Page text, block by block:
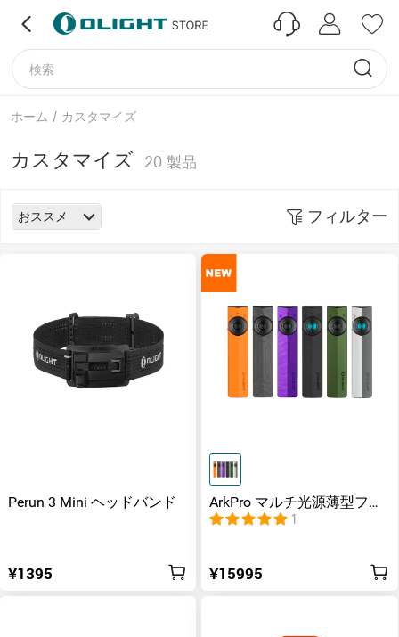
ホーム / カスタマイズ
カスタマイズ 20 製品
おススメ フィルター
Perun 3 Mini ヘッドバンド
¥1395
ArkPro マルチ光源薄型フラ
ッシュライト1
¥15995